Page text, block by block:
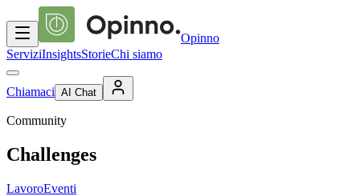
Opinno
ServiziInsightsStorieChi siamo
Chiamaci AI Chat
Community
Challenges
LavoroEventi